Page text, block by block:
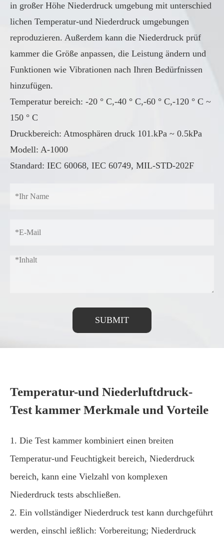
in großer Höhe Niederdruck umgebung mit unterschied
lichen Temperatur-und Niederdruck umgebungen
reproduzieren. Außerdem kann die Niederdruck prüf
kammer die Größe anpassen, die Leistung ändern und
Funktionen wie Vibrationen nach Ihren Bedürfnissen
hinzufügen.
Temperatur bereich: -20 ° C,-40 ° C,-60 ° C,-120 ° C ~
150 ° C
Druckbereich: Atmosphären druck 101.kPa ~ 0.5kPa
Modell: A-1000
Standard: IEC 60068, IEC 60749, MIL-STD-202F
SUBMIT
Temperatur-und Niederluftdruck-
Test kammer Merkmale und Vorteile
1. Die Test kammer kombiniert einen breiten
Temperatur-und Feuchtigkeit bereich, Niederdruck
bereich, kann eine Vielzahl von komplexen
Niederdruck tests abschließen.
2. Ein vollständiger Niederdruck test kann durchgeführt
werden, einschl ießlich: Vorbereitung; Niederdruck